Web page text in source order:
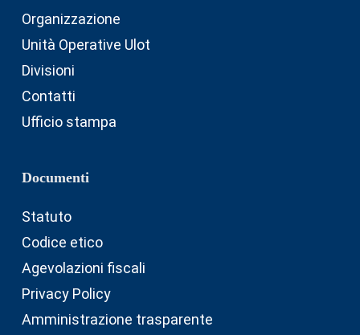
Organizzazione
Unità Operative Ulot
Divisioni
Contatti
Ufficio stampa
Documenti
Statuto
Codice etico
Agevolazioni fiscali
Privacy Policy
Amministrazione trasparente